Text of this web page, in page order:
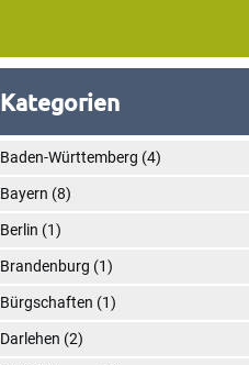
Kategorien
Baden-Württemberg (4)
Bayern (8)
Berlin (1)
Brandenburg (1)
Bürgschaften (1)
Darlehen (2)